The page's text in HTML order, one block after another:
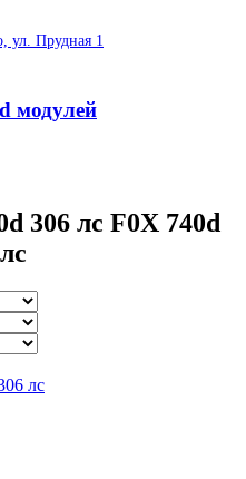
ул. Прудная 1
модулей
306 лс F0X 740d
лс